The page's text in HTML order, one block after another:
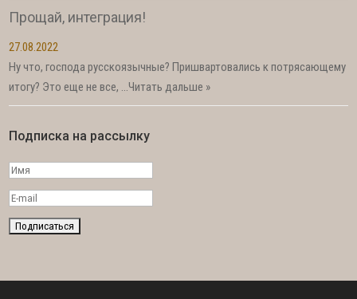
Прощай, интеграция!
27.08.2022
Ну что, господа русскоязычные? Пришвартовались к потрясающему
итогу? Это еще не все, …Читать дальше »
Подписка на рассылку